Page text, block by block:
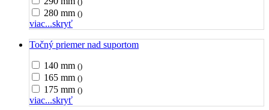
280 mm ()
viac...skryť
Točný priemer nad suportom
140 mm ()
165 mm ()
175 mm ()
viac...skryť